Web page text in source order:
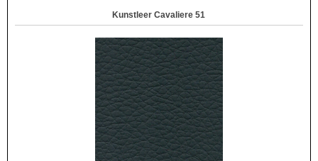
Kunstleer Cavaliere 51